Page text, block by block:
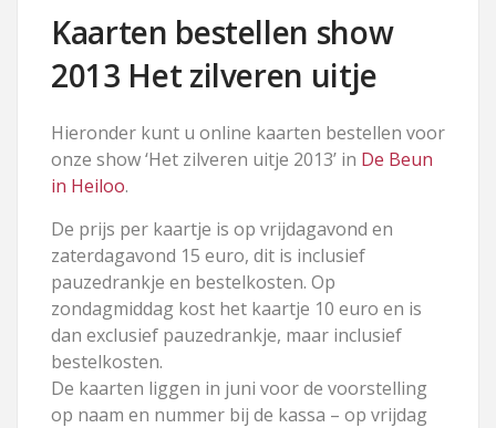
Kaarten bestellen show
2013 Het zilveren uitje
Hieronder kunt u online kaarten bestellen voor
onze show ‘Het zilveren uitje 2013’ in De Beun
in Heiloo.
De prijs per kaartje is op vrijdagavond en
zaterdagavond 15 euro, dit is inclusief
pauzedrankje en bestelkosten. Op
zondagmiddag kost het kaartje 10 euro en is
dan exclusief pauzedrankje, maar inclusief
bestelkosten.
De kaarten liggen in juni voor de voorstelling
op naam en nummer bij de kassa – op vrijdag